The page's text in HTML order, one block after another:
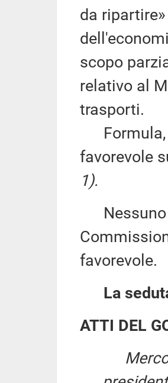
da
scopo
relativo al
trasporti.
Formula,
favorevole
1).
Nessuno
favorevole.
La
ATTI DEL